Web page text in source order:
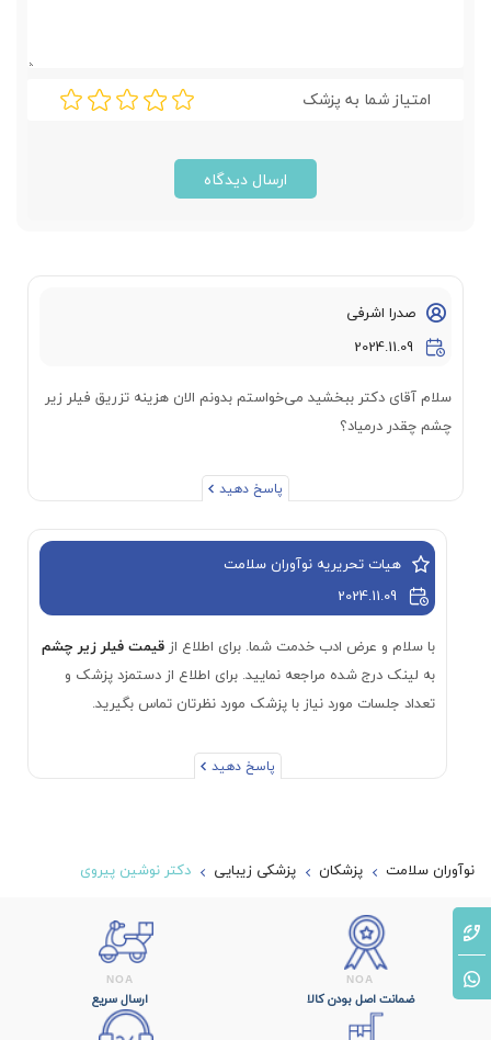
امتیاز شما به پزشک
ارسال دیدگاه
صدرا اشرفی
2024.11.09
سلام آقای دکتر ببخشید می‌خواستم بدونم الان هزینه تزریق فیلر زیر
چشم چقدر درمیاد؟
پاسخ دهید
هیات تحریریه نوآوران سلامت
2024.11.09
با سلام و عرض ادب خدمت شما. برای اطلاع از قیمت فیلر زیر چشم
به لینک درج شده مراجعه نمایید. برای اطلاع از دستمزد پزشک و
تعداد جلسات مورد نیاز با پزشک مورد نظرتان تماس بگیرید.
پاسخ دهید
نوآوران سلامت پزشکان پزشکی زیبایی دکتر نوشین پیروی
ضمانت اصل بودن کالا ارسال سریع